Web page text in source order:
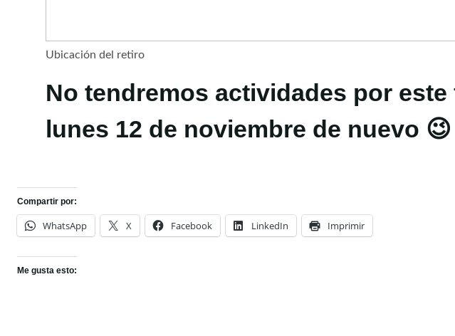
Ubicación del retiro
No tendremos actividades por
lunes 12 de noviembre de nuevo 😉
Compartir por:
WhatsApp X Facebook LinkedIn Imprimir
Me gusta esto: